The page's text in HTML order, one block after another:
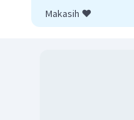
Makasih ❤️